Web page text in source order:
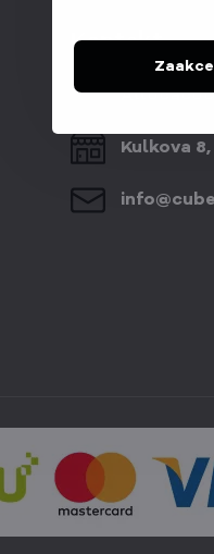
Kontakt
Allocacoc
Kulkova